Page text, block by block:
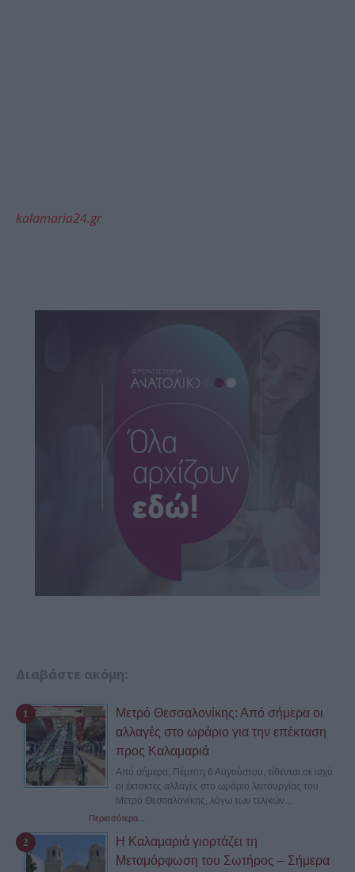
kalamaria24.gr
Διαβάστε ακόμη:
Μετρό Θεσσαλονίκης: Από σήμερα οι
αλλαγές στο ωράριο για την επέκταση
προς Καλαμαριά
Από σήμερα, Πέμπτη 6 Αυγούστου, τίθενται σε ισχύ
οι έκτακτες αλλαγές στο ωράριο λειτουργίας του
Μετρό Θεσσαλονίκης, λόγω των τελικών...
Περισσότερα...
Η Καλαμαριά γιορτάζει τη
Μεταμόρφωση του Σωτήρος – Σήμερα